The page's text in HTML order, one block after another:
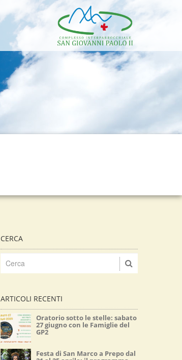
CERCA
ARTICOLI RECENTI
Oratorio sotto le stelle: sabato
27 giugno con le Famiglie del
GP2
Festa di San Marco a Prepo dal